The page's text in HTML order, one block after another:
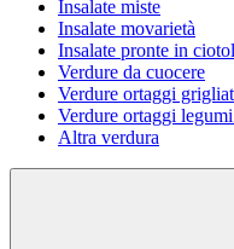
Insalate miste
Insalate movarietà
Insalate pronte in
Verdure da cuocere
Verdure ortaggi
Verdure ortaggi legumi
Altra verdura